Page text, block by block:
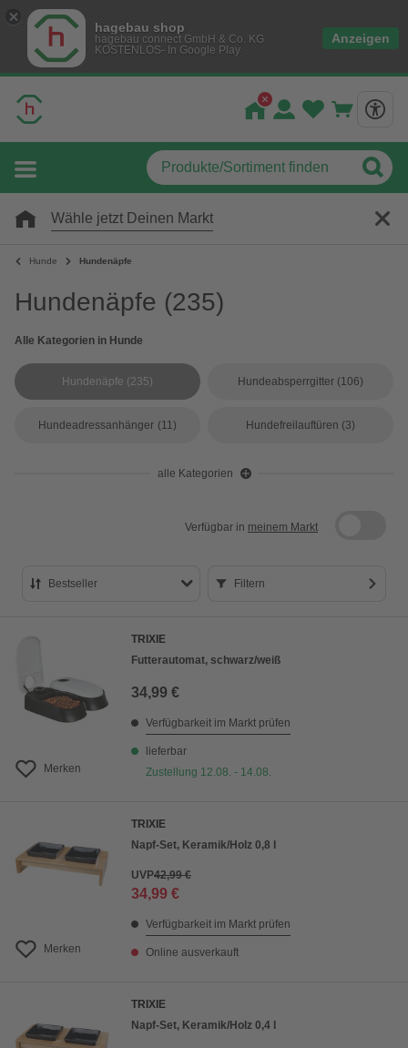
hagebau shop
hagebau connect GmbH & Co. KG
KOSTENLOS- In Google Play
Anzeigen
Wähle jetzt Deinen Markt
Hunde Hundenäpfe
Hundenäpfe (235)
Alle Kategorien in Hunde
Hundenäpfe (235) Hundeabsperrgitter (106)
Hundeadressanhänger (11) Hundefreilauftüren (3)
alle Kategorien
Verfügbar in meinem Markt
Bestseller
Preis aufsteigend
Preis absteigend
Bewertung
Filtern
Merken
TRIXIE
Futterautomat, schwarz/weiß
34,99 €
Verfügbarkeit im Markt prüfen
lieferbar
Zustellung 12.08. - 14.08.
Merken
TRIXIE
Napf-Set, Keramik/Holz 0,8 l
UVP42,99 €
34,99 €
Verfügbarkeit im Markt prüfen
Online ausverkauft
TRIXIE
Napf-Set, Keramik/Holz 0,4 l